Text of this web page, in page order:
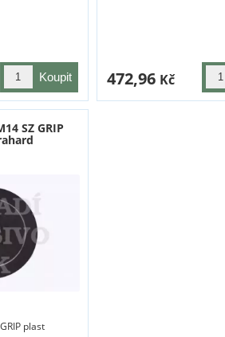
472,96 Kč
SZ GRIP
plast